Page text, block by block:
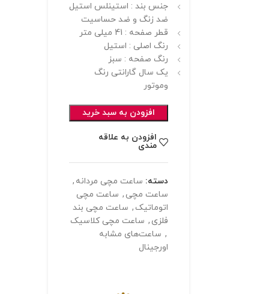
جنس بند : استینلس استیل
ضد زنگ و ضد حساسیت
قطر صفحه : 41 میلی متر
رنگ اصلی : استیل
رنگ صفحه : سبز
یک سال گارانتی رنگ
وموتور
افزودن به سبد خرید
افزودن به علاقه
مندی
دسته: ساعت مچی مردانه ,
ساعت مچی , ساعت مچی
اتوماتیک , ساعت مچی بند
فلزی , ساعت مچی کلاسیک
, ساعت‌های مشابه
اورجینال